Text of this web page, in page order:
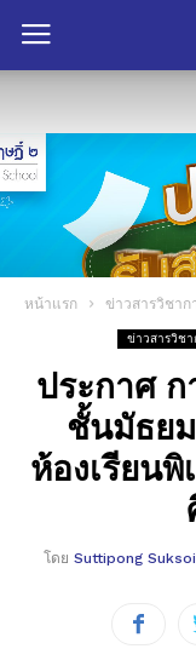
หน้าแรก ข่าวสารวิชาก
ข่าวสารวิชา
ประกาศ ก
ชั้นมัธย
ห้องเรียนพิ
โดย Suttipong Suksoi